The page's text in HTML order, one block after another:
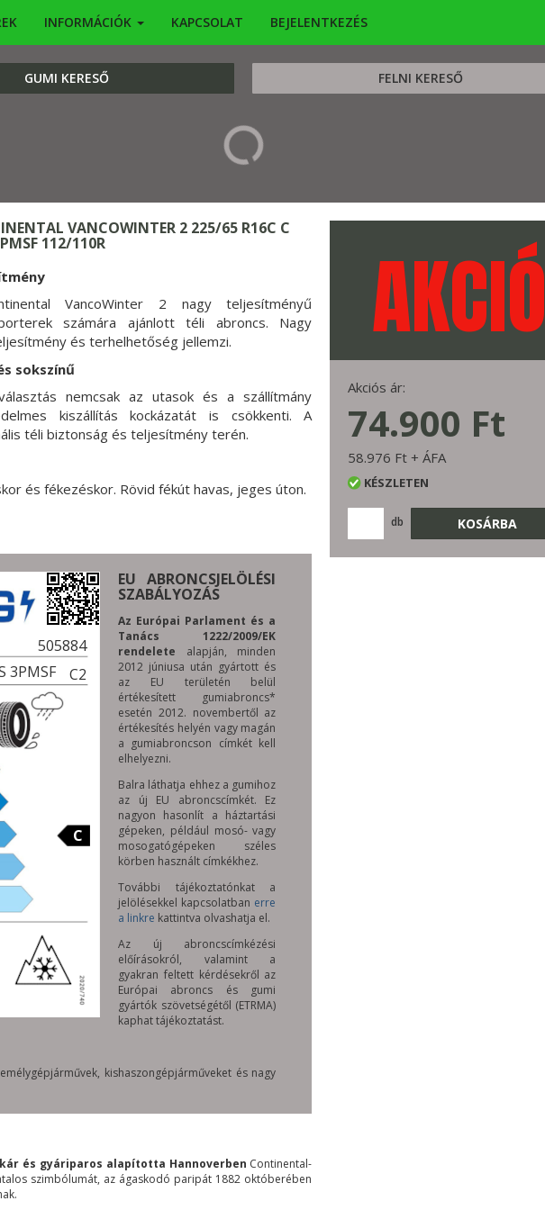
INFORMÁCIÓK KAPCSOLAT BEJELENTKEZÉS
GUMI KERESŐ FELNI KERESŐ
KERESÉS
VANCOWINTER 2 225/65 R16C C
112/110R
VancoWinter 2 nagy teljesítményű
számára ajánlott téli abroncs. Nagy
és terhelhetőség jellemzi.
sokszínű
nemcsak az utasok és a szállítmány
kiszállítás kockázatát is csökkenti. A
téli biztonság és teljesítmény terén.
és fékezéskor. Rövid fékút havas, jeges úton.
505884
3PMSF
C2
C
EU ABRONCSJELÖLÉSI
SZABÁLYOZÁS
Az Európai Parlament és a
Tanács 1222/2009/EK
rendelete alapján, minden
2012 júniusa után gyártott és
az EU területén belül
értékesített gumiabroncs*
esetén 2012. novembertől az
értékesítés helyén vagy magán
a gumiabroncson címkét kell
elhelyezni.
Balra láthatja ehhez a gumihoz
az új EU abroncscímkét. Ez
nagyon hasonlít a háztartási
gépeken, például mosó- vagy
mosogatógépeken széles
körben használt címkékhez.
További tájékoztatónkat a
jelölésekkel kapcsolatban erre
a linkre kattintva olvashatja el.
Az új abroncscímkézési
előírásokról, valamint a
gyakran feltett kérdésekről az
Európai abroncs és gumi
gyártók szövetségétől (ETRMA)
kaphat tájékoztatást.
kishaszongépjárműveket és nagy
és gyáriparos alapította Hannoverben Continental-
szimbólumát, az ágaskodó paripát 1882 októberében
AKCIÓ
Akciós ár:
74.900 Ft
58.976 Ft + ÁFA
KÉSZLETEN
db KOSÁRBA